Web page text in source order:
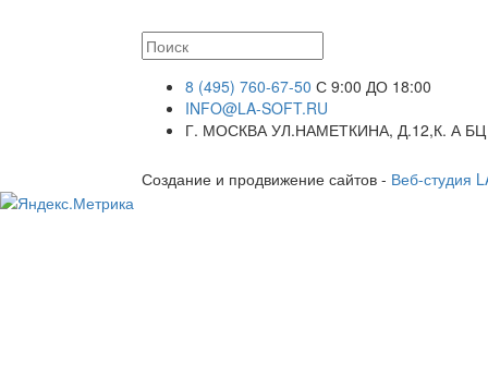
8 (495) 760-67-50 С 9:00 ДО 18:00
INFO@LA-SOFT.RU
Г. МОСКВА УЛ.НАМЕТКИНА, Д.12,К. А
Создание и продвижение сайтов - Веб-студия